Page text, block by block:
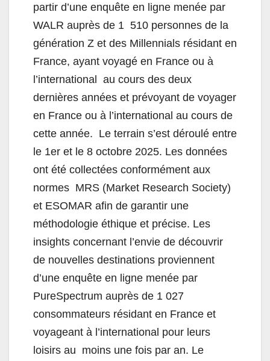
partir d’une enquête en ligne menée par
WALR auprès de 1 510 personnes de la
génération Z et des Millennials résidant en
France, ayant voyagé en France ou à
l’international au cours des deux
dernières années et prévoyant de voyager
en France ou à l’international au cours de
cette année. Le terrain s’est déroulé entre
le 1er et le 8 octobre 2025. Les données
ont été collectées conformément aux
normes MRS (Market Research Society)
et ESOMAR afin de garantir une
méthodologie éthique et précise. Les
insights concernant l’envie de découvrir
de nouvelles destinations proviennent
d’une enquête en ligne menée par
PureSpectrum auprès de 1 027
consommateurs résidant en France et
voyageant à l’international pour leurs
loisirs au moins une fois par an. Le